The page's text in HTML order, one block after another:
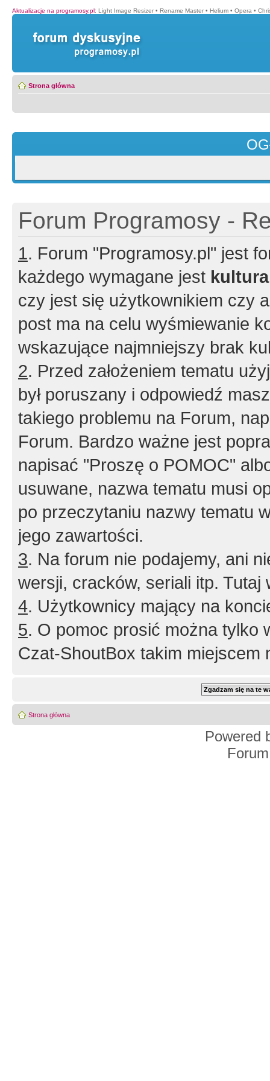
Aktualizacje na programosy.pl: Light Image Resizer • Rename Master • Helium • Opera •
Strona główna
Forum Programosy -
1. Forum "Programosy.pl" jest
każdego wymagane jest
czy jest się użytkownikiem czy
post ma na celu wyśmiewanie
wskazujące najmniejszy brak
2. Przed założeniem tematu
był poruszany i odpowiedź
takiego problemu na Forum,
Forum. Bardzo ważne jest
napisać "Proszę o POMOC"
usuwane, nazwa tematu musi
po przeczytaniu nazwy tematu
jego zawartości.
3. Na forum nie podajemy, ani
wersji, cracków, seriali itp. Tutaj
4. Użytkownicy mający na
5. O pomoc prosić można tylko
Czat-ShoutBox takim miejscem
Strona główna
Powered